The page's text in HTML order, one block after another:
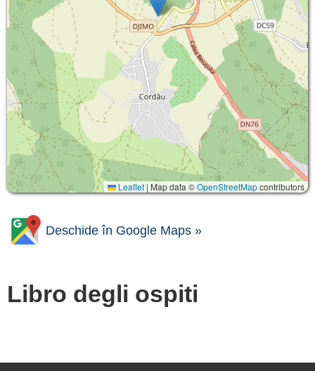
Leaflet | Map data ©OpenStreetMapcontributors
Deschide în Google Maps »
Libro degli ospiti